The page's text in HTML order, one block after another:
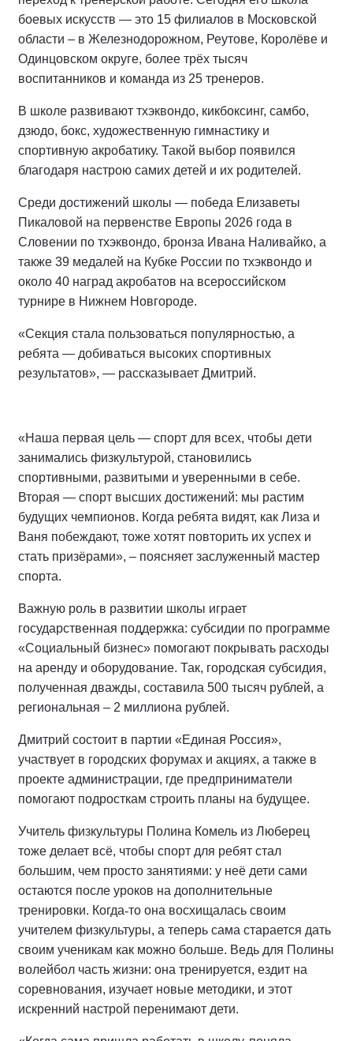
боевых искусств — это 15 филиалов в Московской
области – в Железнодорожном, Реутове, Королёве и
Одинцовском округе, более трёх тысяч
воспитанников и команда из 25 тренеров.
В школе развивают тхэквондо, кикбоксинг, самбо,
дзюдо, бокс, художественную гимнастику и
спортивную акробатику. Такой выбор появился
благодаря настрою самих детей и их родителей.
Среди достижений школы — победа Елизаветы
Пикаловой на первенстве Европы 2026 года в
Словении по тхэквондо, бронза Ивана Наливайко, а
также 39 медалей на Кубке России по тхэквондо и
около 40 наград акробатов на всероссийском
турнире в Нижнем Новгороде.
«Секция стала пользоваться популярностью, а
ребята — добиваться высоких спортивных
результатов», — рассказывает Дмитрий.
«Наша первая цель — спорт для всех, чтобы дети
занимались физкультурой, становились
спортивными, развитыми и уверенными в себе.
Вторая — спорт высших достижений: мы растим
будущих чемпионов. Когда ребята видят, как Лиза и
Ваня побеждают, тоже хотят повторить их успех и
стать призёрами», – поясняет заслуженный мастер
спорта.
Важную роль в развитии школы играет
государственная поддержка: субсидии по программе
«Социальный бизнес» помогают покрывать расходы
на аренду и оборудование. Так, городская субсидия,
полученная дважды, составила 500 тысяч рублей, а
региональная – 2 миллиона рублей.
Дмитрий состоит в партии «Единая Россия»,
участвует в городских форумах и акциях, а также в
проекте администрации, где предприниматели
помогают подросткам строить планы на будущее.
Учитель физкультуры Полина Комель из Люберец
тоже делает всё, чтобы спорт для ребят стал
большим, чем просто занятиями: у неё дети сами
остаются после уроков на дополнительные
тренировки. Когда‑то она восхищалась своим
учителем физкультуры, а теперь сама старается дать
своим ученикам как можно больше. Ведь для Полины
волейбол часть жизни: она тренируется, ездит на
соревнования, изучает новые методики, и этот
искренний настрой перенимают дети.